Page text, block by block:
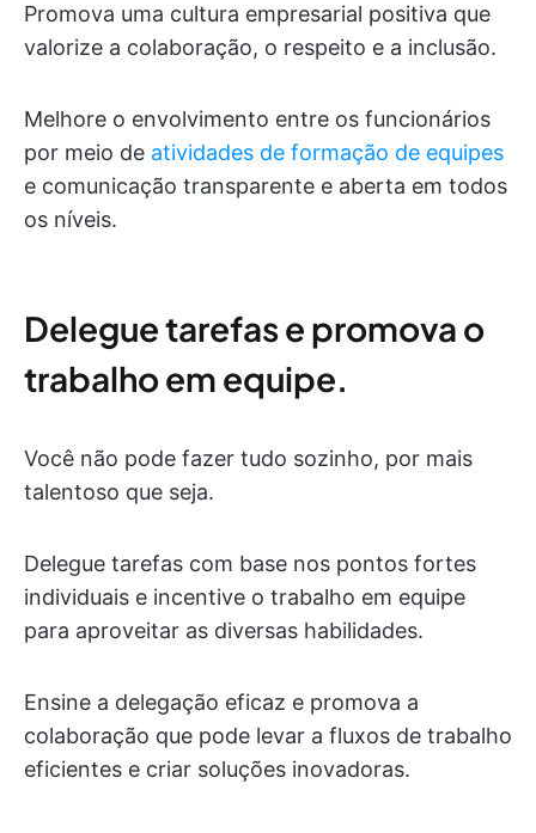
Promova uma cultura empresarial positiva que
valorize a colaboração, o respeito e a inclusão.
Melhore o envolvimento entre os funcionários
por meio de atividades de formação de equipes
e comunicação transparente e aberta em todos
os níveis.
Delegue tarefas e promova o
trabalho em equipe.
Você não pode fazer tudo sozinho, por mais
talentoso que seja.
Delegue tarefas com base nos pontos fortes
individuais e incentive o trabalho em equipe
para aproveitar as diversas habilidades.
Ensine a delegação eficaz e promova a
colaboração que pode levar a fluxos de trabalho
eficientes e criar soluções inovadoras.